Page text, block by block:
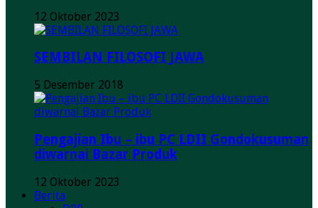
12 Oktober 2023
SEMBILAN FILOSOFI JAWA
5 Desember 2018
Pengajian Ibu – ibu PC LDII Gondokusuman
diwarnai Bazar Produk
12 Oktober 2023
Berita